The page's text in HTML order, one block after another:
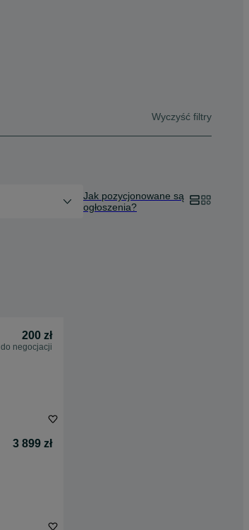
Wyczyść filtry
Jak pozycjonowane są
ogłoszenia?
200 zł
do negocjacji
3 899 zł